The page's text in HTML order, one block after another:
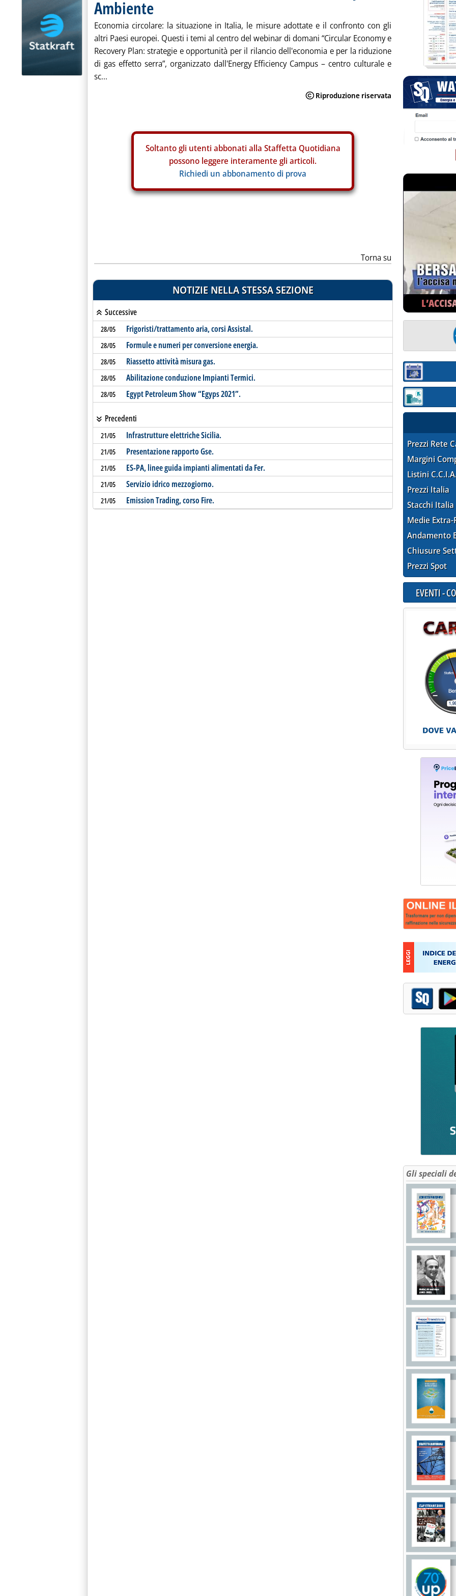
Ambiente
Economia circolare: la situazione in Italia, le misure adottate e il confronto con gli
altri Paesi europei. Questi i temi al centro del webinar di domani “Circular Economy e
Recovery Plan: strategie e opportunità per il rilancio dell'economia e per la riduzione
di gas effetto serra”, organizzato dall'Energy Efficiency Campus – centro culturale e
sc...
Soltanto gli utenti abbonati alla Staffetta Quotidiana
possono leggere interamente gli articoli.
Richiedi un abbonamento di prova
Torna su
NOTIZIE NELLA STESSA SEZIONE
Successive
28/05 Frigoristi/trattamento aria, corsi Assistal.
28/05 Formule e numeri per conversione energia.
28/05 Riassetto attività misura gas.
28/05 Abilitazione conduzione Impianti Termici.
28/05 Egypt Petroleum Show “Egyps 2021”.
Precedenti
21/05 Infrastrutture elettriche Sicilia.
21/05 Presentazione rapporto Gse.
21/05 ES-PA, linee guida impianti alimentati da Fer.
21/05 Servizio idrico mezzogiorno.
21/05 Emission Trading, corso Fire.
Sezione:
Sezione:
Prezzi Rete
Margini
Listini
Prezzi Italia
Stacchi Italia
Medie Extra-
Andamento
Chiusure
Prezzi Spot
EVENTI -
Gli speciali